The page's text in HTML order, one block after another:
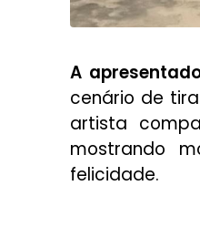
A
cenário de
artista
mostrando
felicidade.